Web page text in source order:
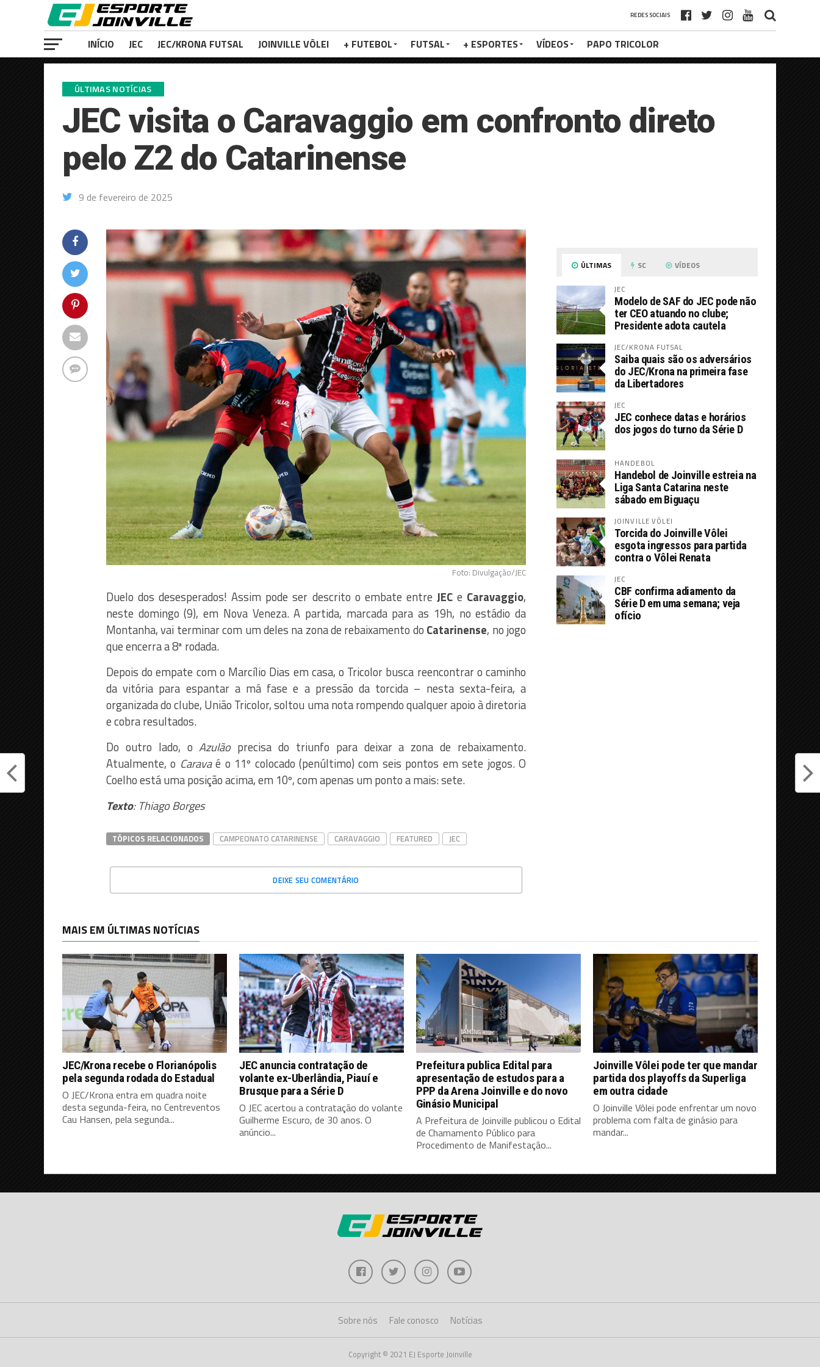
REDES SOCIAIS
INÍCIO JEC JEC/KRONA FUTSAL JOINVILLE VÔLEI + FUTEBOL FUTSAL + ESPORTES VÍDEOS PAPO TRICOLOR
ÚLTIMAS NOTÍCIAS
JEC visita o Caravaggio em confronto direto
pelo Z2 do Catarinense
9 de fevereiro de 2025
Foto: Divulgação/JEC
Duelo dos desesperados! Assim pode ser descrito o embate entre JECe Caravaggio,
neste domingo (9), em Nova Veneza. A partida, marcada para as 19h, no estádio da
Montanha, vai terminar com um deles na zona de rebaixamento do Catarinense, no jogo
que encerra a 8ª rodada.
Depois do empate com o Marcílio Dias em casa, o Tricolor busca reencontrar o caminho
da vitória para espantar a má fase e a pressão da torcida – nesta sexta-feira, a
organizada do clube, União Tricolor, soltou uma nota rompendo qualquer apoio à diretoria
e cobra resultados.
Do outro lado, oAzulãoprecisa do triunfo para deixar a zona de rebaixamento.
Atualmente, o Caravaé o 11º colocado (penúltimo) com seis pontos em sete jogos. O
Coelho está uma posição acima, em 10º, com apenas um ponto a mais: sete.
Texto: Thiago Borges
TÓPICOS RELACIONADOS CAMPEONATO CATARINENSE CARAVAGGIO FEATURED JEC
DEIXE SEU COMENTÁRIO
ÚLTIMAS SC VÍDEOS
JEC
Modelo de SAF do JEC pode não
ter CEO atuando no clube;
Presidente adota cautela
JEC/KRONA FUTSAL
Saiba quais são os adversários
do JEC/Krona na primeira fase
da Libertadores
JEC
JEC conhece datas e horários
dos jogos do turno da Série D
HANDEBOL
Handebol de Joinville estreia na
Liga Santa Catarina neste
sábado em Biguaçu
JOINVILLE VÔLEI
Torcida do Joinville Vôlei
esgota ingressos para partida
contra o Vôlei Renata
JEC
CBF confirma adiamento da
Série D em uma semana; veja
ofício
MAIS EM ÚLTIMAS NOTÍCIAS
JEC/Krona recebe o Florianópolis
pela segunda rodada do Estadual
O JEC/Krona entra em quadra noite
desta segunda-feira, no Centreventos
Cau Hansen, pela segunda...
JEC anuncia contratação de
volante ex-Uberlândia, Piauí e
Brusque para a Série D
O JEC acertou a contratação do volante
Guilherme Escuro, de 30 anos. O
anúncio...
Prefeitura publica Edital para
apresentação de estudos para a
PPP da Arena Joinville e do novo
Ginásio Municipal
A Prefeitura de Joinville publicou o Edital
de Chamamento Público para
Procedimento de Manifestação...
Joinville Vôlei pode ter que mandar
partida dos playoffs da Superliga
em outra cidade
O Joinville Vôlei pode enfrentar um novo
problema com falta de ginásio para
mandar...
Sobre nós Fale conosco Notícias
Copyright © 2021 EJ Esporte Joinville